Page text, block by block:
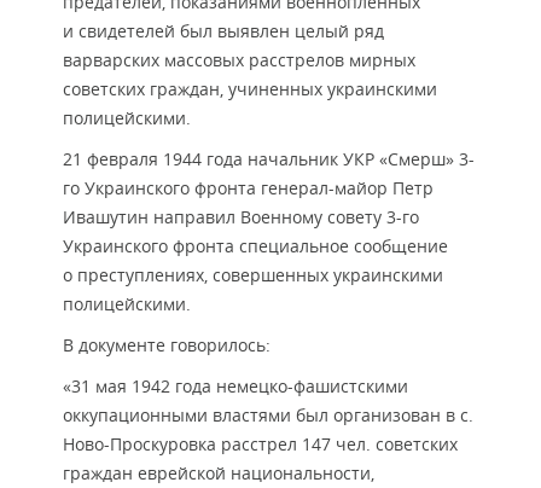
и свидетелей был выявлен целый ряд
варварских массовых расстрелов мирных
советских граждан, учиненных украинскими
полицейскими.
21 февраля 1944 года начальник УКР «Смерш» 3-
го Украинского фронта генерал-майор Петр
Ивашутин направил Военному совету 3-го
Украинского фронта специальное сообщение
о преступлениях, совершенных украинскими
полицейскими.
В документе говорилось:
«31 мая 1942 года немецко-фашистскими
оккупационными властями был организован в с.
Ново-Проскуровка расстрел 147 чел. советских
граждан еврейской национальности,